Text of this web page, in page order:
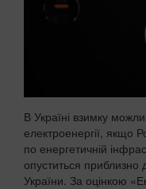
В Україні взимку
електроенергії, якщо
по енергетичній
опуститься
України. За оцінкою